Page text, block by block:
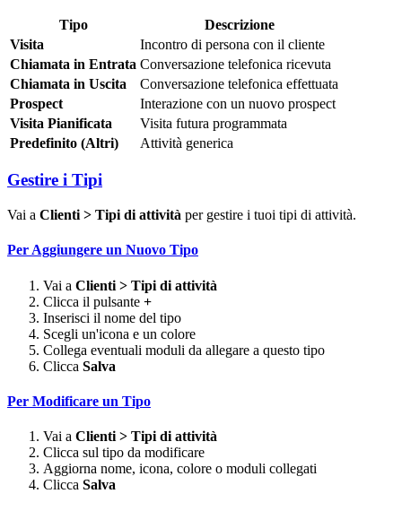
Tipo
Descrizione
Visita
Incontro di persona con il cliente
Chiamata in Entrata Conversazione telefonica ricevuta
Chiamata in Uscita
Conversazione telefonica effettuata
Prospect
Interazione con un nuovo prospect
Visita Pianificata
Visita futura programmata
Predefinito (Altri)
Attività generica
Gestire i Tipi
Vai a Clienti > Tipi di attività per gestire i tuoi tipi di attività.
Per Aggiungere un Nuovo Tipo
Vai a Clienti > Tipi di attività
Clicca il pulsante +
Inserisci il nome del tipo
Scegli un'icona e un colore
Collega eventuali moduli da allegare a questo tipo
Clicca Salva
Per Modificare un Tipo
Vai a Clienti > Tipi di attività
Clicca sul tipo da modificare
Aggiorna nome, icona, colore o moduli collegati
Clicca Salva